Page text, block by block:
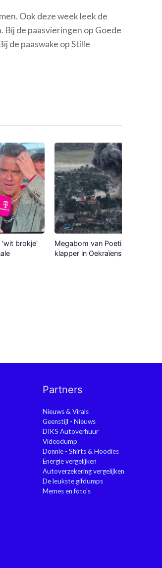
Ook deze week leek de
de paasvieringen op Goede
de paaswake op Stille
'wit brokje'
Megabom van Poetin maakt
klapper in Oekraïense stad
Partners
Nieuws & Virals
Geenstijl - Nieuws
DIKS Autoverhuur
Videodump
Donnie - Shirts & Hoodies
Energie vergelijken
Autoverzekering vergelijken
De leukste gifdumps
Memes en foto's